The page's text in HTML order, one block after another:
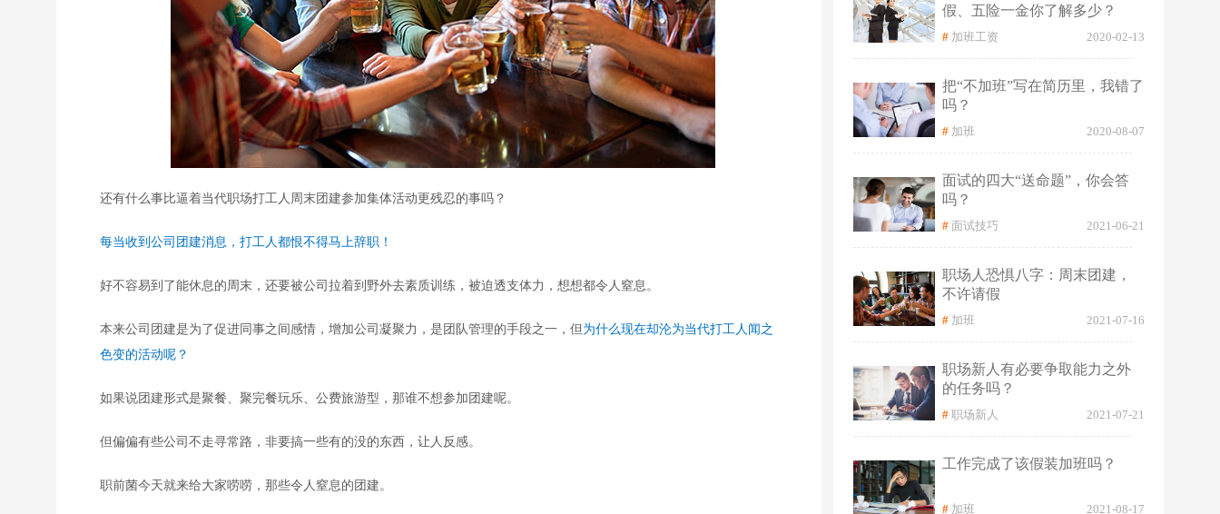
还有什么事比逼着当代职场打工人周末团建参加集体活动更残忍的事吗？
每当收到公司团建消息，打工人都恨不得马上辞职！
好不容易到了能休息的周末，还要被公司拉着到野外去素质训练，被迫透支体力，想想都令人窒息。
本来公司团建是为了促进同事之间感情，增加公司凝聚力，是团队管理的手段之一，但 为什么现在却沦为当代打工人闻之
色变的活动呢？
如果说团建形式是聚餐、聚完餐玩乐、公费旅游型，那谁不想参加团建呢。
但偏偏有些公司不走寻常路，非要搞一些有的没的东西，让人反感。
职前菌今天就来给大家唠唠，那些令人窒息的团建。
假、五险一金你了解多少？
# 加班工资 2020-02-13
把“不加班”写在简历里，我错了
吗？
# 加班 2020-08-07
面试的四大“送命题”，你会答
吗？
# 面试技巧 2021-06-21
职场人恐惧八字：周末团建，
不许请假
# 加班 2021-07-16
职场新人有必要争取能力之外
的任务吗？
# 职场新人 2021-07-21
工作完成了该假装加班吗？
# 加班 2021-08-17